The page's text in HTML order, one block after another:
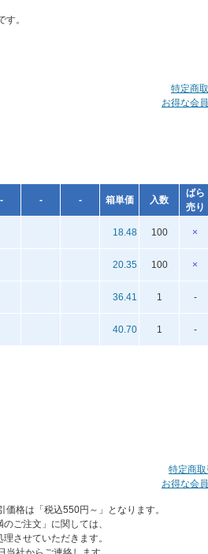
。
特定商
お得な会
- - - 箱単価 入数
ばら
売り
18.48 100 ×
20.35 100 ×
36.41 1 -
40.70 1 -
特定商
お得な会
価格は「税込550円～」となります。
ご注文」に関しては、
させていただきます。